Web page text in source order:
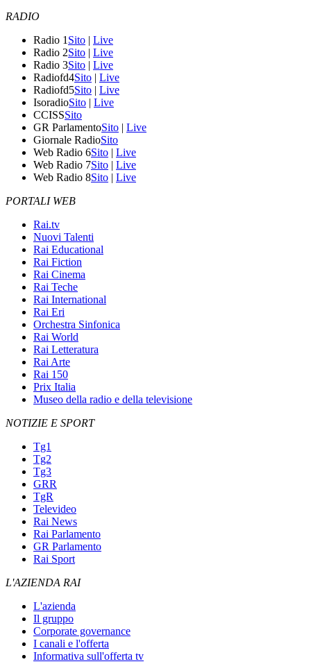
RADIO
Radio 1 Sito | Live
Radio 2Sito | Live
Radio 3Sito | Live
Radiofd4Sito | Live
Radiofd5Sito | Live
IsoradioSito | Live
CCISSSito
GR ParlamentoSito | Live
Giornale RadioSito
Web Radio 6Sito | Live
Web Radio 7Sito | Live
Web Radio 8Sito | Live
PORTALI WEB
Rai.tv
Nuovi Talenti
Rai Educational
Rai Fiction
Rai Cinema
Rai Teche
Rai International
Rai Eri
Orchestra Sinfonica
Rai World
Rai Letteratura
Rai Arte
Rai 150
Prix Italia
Museo della radio e della televisione
NOTIZIE E SPORT
Tg1
Tg2
Tg3
GRR
TgR
Televideo
Rai News
Rai Parlamento
GR Parlamento
Rai Sport
L'AZIENDA RAI
L'azienda
Il gruppo
Corporate governance
I canali e l'offerta
Informativa sull'offerta tv